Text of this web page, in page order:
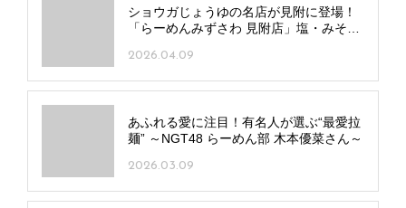
ショウガじょうゆの名店が見附に登場！
「らーめんみずさわ 見附店」塩・みそ・
2026.04.09
あふれる愛に注目！有名人が選ぶ“最愛拉
麺” ～NGT48 らーめん部 木本優菜さん～
2026.03.09